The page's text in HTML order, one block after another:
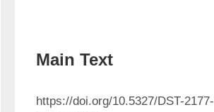
Main Text
https://doi.org/10.5327/DST-